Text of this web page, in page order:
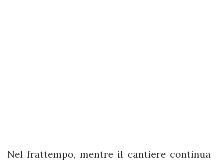
Nel frattempo, mentre il cantiere continua